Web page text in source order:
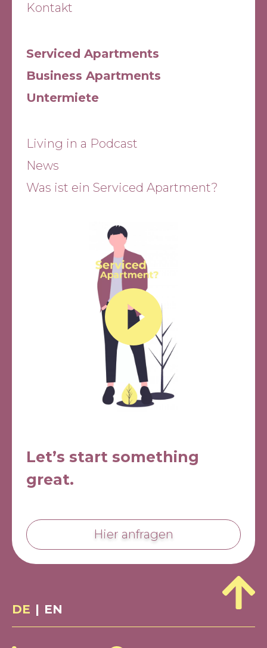
Kontakt
Serviced Apartments
Business Apartments
Untermiete
Living in a Podcast
News
Was ist ein Serviced Apartment?
Let’s start something
great.
Hier anfragen
DE | EN